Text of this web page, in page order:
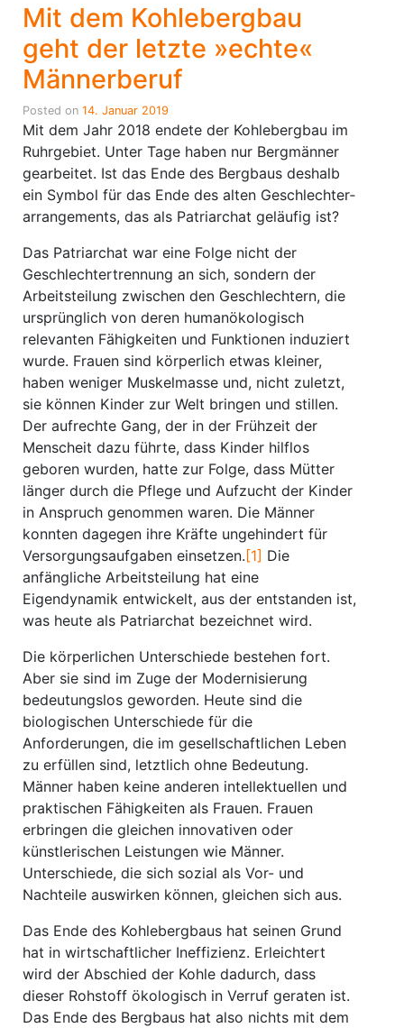
Mit dem Kohlebergbau
geht der letzte »echte«
Männerberuf
Posted on 14. Januar 2019
Mit dem Jahr 2018 endete der Kohlebergbau im
Ruhrgebiet. Unter Tage haben nur Bergmänner
gearbeitet. Ist das Ende des Bergbaus deshalb
ein Symbol für das Ende des alten Geschlechter­
arrangements, das als Patriarchat geläufig ist?
Das Patriarchat war eine Folge nicht der
Geschlechtertrennung an sich, sondern der
Arbeitsteilung zwischen den Geschlechtern, die
ursprünglich von deren humanökologisch
relevanten Fähigkeiten und Funktionen induziert
wurde. Frauen sind körperlich etwas kleiner,
haben weniger Muskelmasse und, nicht zuletzt,
sie können Kinder zur Welt bringen und stillen.
Der aufrechte Gang, der in der Frühzeit der
Menscheit dazu führte, dass Kinder hilflos
geboren wurden, hatte zur Folge, dass Mütter
länger durch die Pflege und Aufzucht der Kinder
in Anspruch genommen waren. Die Männer
konnten dagegen ihre Kräfte ungehindert für
Versorgungsaufgaben einsetzen. [1] Die
anfängliche Arbeitsteilung hat eine
Eigendynamik entwickelt, aus der entstanden ist,
was heute als Patriarchat bezeichnet wird.
Die körperlichen Unterschiede bestehen fort.
Aber sie sind im Zuge der Modernisierung
bedeutungslos geworden. Heute sind die
biologischen Unterschiede für die
Anforderungen, die im gesellschaftlichen Leben
zu erfüllen sind, letztlich ohne Bedeutung.
Männer haben keine anderen intellektuellen und
praktischen Fähigkeiten als Frauen. Frauen
erbringen die gleichen innovativen oder
künstlerischen Leistungen wie Männer.
Unterschiede, die sich sozial als Vor- und
Nachteile auswirken können, gleichen sich aus.
Das Ende des Kohlebergbaus hat seinen Grund
hat in wirtschaftlicher Ineffizienz. Erleichtert
wird der Abschied der Kohle dadurch, dass
dieser Rohstoff ökologisch in Verruf geraten ist.
Das Ende des Bergbaus hat also nichts mit dem